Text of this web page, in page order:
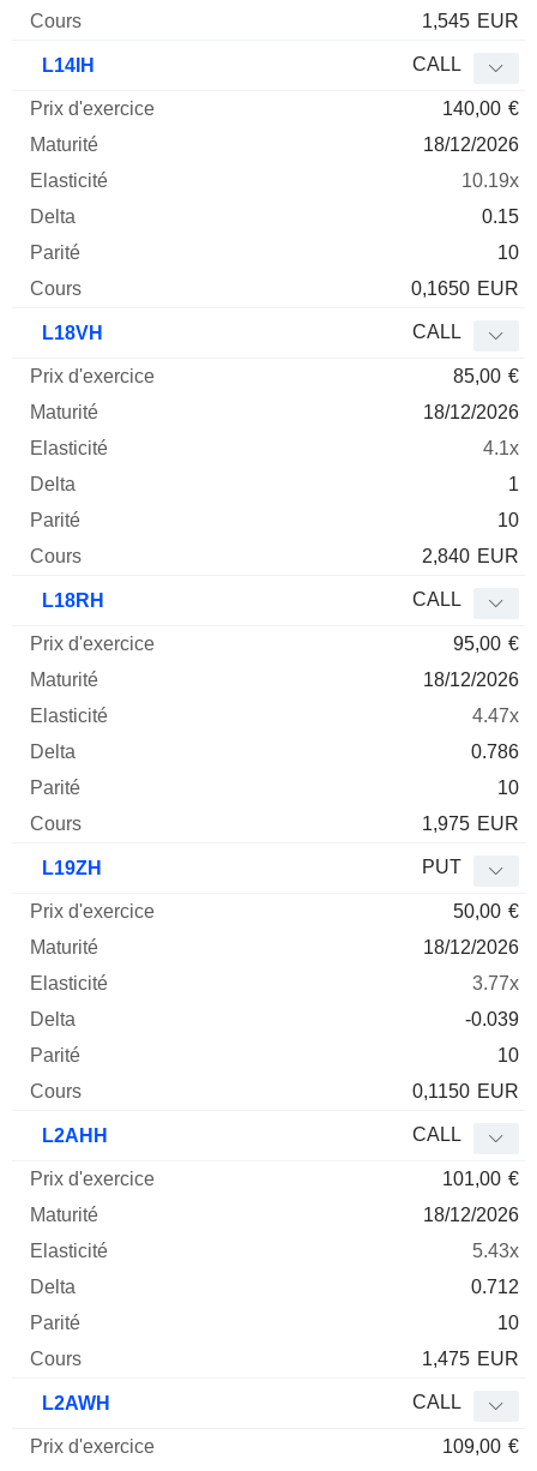
1,545 EUR
L14IH CALL
140,00 €
18/12/2026
10.19x
0.15
10
0,1650 EUR
L18VH CALL
85,00 €
18/12/2026
4.1x
1
10
2,840 EUR
L18RH CALL
95,00 €
18/12/2026
4.47x
0.786
10
1,975 EUR
L19ZH PUT
50,00 €
18/12/2026
3.77x
-0.039
10
0,1150 EUR
L2AHH CALL
101,00 €
18/12/2026
5.43x
0.712
10
1,475 EUR
L2AWH CALL
109,00 €